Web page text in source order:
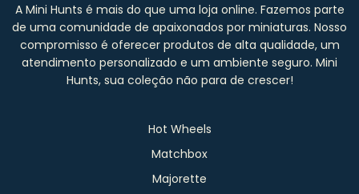
A Mini Hunts é mais do que uma loja online. Fazemos parte
de uma comunidade de apaixonados por miniaturas. Nosso
compromisso é oferecer produtos de alta qualidade, um
atendimento personalizado e um ambiente seguro. Mini
Hunts, sua coleção não para de crescer!
Hot Wheels
Matchbox
Majorette